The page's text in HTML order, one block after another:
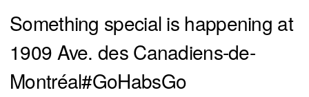
Something special is happening at
1909 Ave. des Canadiens-de-
Montréal#GoHabsGo